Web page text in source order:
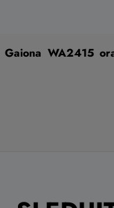
WA2415